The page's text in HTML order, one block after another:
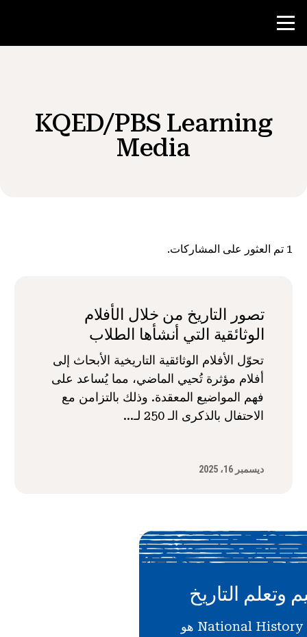
موارد المعلم
شارك
KQED/PBS Learning
Media
1 تم العثور على المشاركات.
تصور التاريخ من خلال الأفلام
الوثائقية التي أنشأها الطلاب
تحوّل الأفلام الوثائقية التاريخية الأبحاث إلى
أفلام مؤثرة تُحيي الماضي، مما يُساعد على
فهم المواضيع المعقدة. وذلك بالتزامن مع
الاحتفال بالذكرى الـ 250 لـ...
ديسمبر 16، 2025
وتعلم التاريخ
دعمك لـ National History Day هو